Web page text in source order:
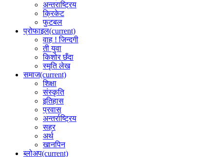
अन्तराष्ट्रिय
क्रिकेट
फुटबल
प्रोफाइल(current)
वाह ! जिन्दगी
ती युवा
किशोर छँदा
स्मृति लेख
समाज(current)
शिक्षा
संस्कृति
इतिहास
प्रवास
अन्तर्राष्ट्रिय
सहर
अर्थ
खानपिन
ब्लोअप(current)